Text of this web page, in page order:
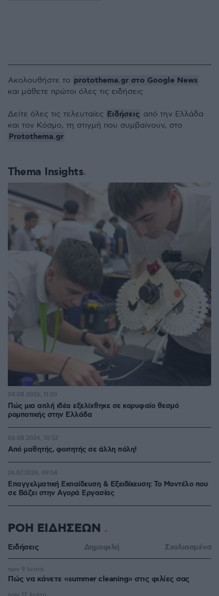
Thema Insights
Πώς μια απλή ιδέα εξελίχθηκε σε κορυφαίο θεσμό
ρομποτικής στην Ελλάδα
04.08.2026, 11:20
Από μαθητής, φοιτητής σε άλλη πόλη!
06.08.2026, 10:52
Επαγγελματική Εκπαίδευση & Εξειδίκευση: Το Mοντέλο που
σε Bάζει στην Aγορά Eργασίας
26.07.2026, 09:54
Ακολουθήστε το protothema.gr στο Google News
και μάθετε πρώτοι όλες τις ειδήσεις
Δείτε όλες τις τελευταίες Ειδήσεις από την Ελλάδα
και τον Κόσμο, τη στιγμή που συμβαίνουν, στο
Protothema.gr
ΡΟΗ ΕΙΔΗΣΕΩΝ
Ειδήσεις Δημοφιλή Σχολιασμένα
Πώς να κάνετε «summer cleaning» στις φιλίες σας
πριν 9 λεπτά